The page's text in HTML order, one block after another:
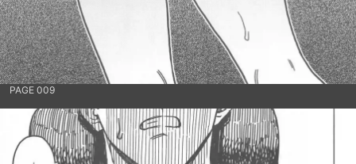
PAGE 009